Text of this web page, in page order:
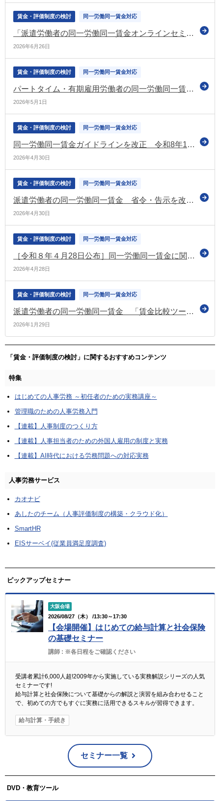
賃金・評価制度の検討 同一労働同一賃金対応
「派遣労働者の同一労働同一賃金オンラインセミナー ～労使協定作成実務～」を令和8年7月下旬に開催（東京労働局）
2026年6月26日
賃金・評価制度の検討 同一労働同一賃金対応
パートタイム・有期雇用労働者の同一労働同一賃金に関する改正 リーフレット、モデル労働条件通知書、Q&Aなどを公表（厚労省）
2026年5月1日
賃金・評価制度の検討 同一労働同一賃金対応
同一労働同一賃金ガイドラインを改正 令和8年10月から適用
2026年4月30日
賃金・評価制度の検討 同一労働同一賃金対応
派遣労働者の同一労働同一賃金 省令・告示を改正 令和8年10月施行・適用（厚労省）
2026年4月30日
賃金・評価制度の検討 同一労働同一賃金対応
［令和８年４月28日公布］同一労働同一賃金に関する省令・告示の改正
2026年4月28日
賃金・評価制度の検討 同一労働同一賃金対応
派遣労働者の同一労働同一賃金 「賃金比較ツール」・「労使協定のイメージ」などを更新・公開（厚労省）
2026年1月29日
「賃金・評価制度の検討」に関するおすすめコンテンツ
特集
はじめての人事労務 ～初任者のための実務講座～
管理職のための人事労務入門
【連載】人事制度のつくり方
【連載】人事担当者のための外国人雇用の制度と実務
【連載】AI時代における労務問題への対応実務
人事労務サービス
カオナビ
あしたのチーム（人事評価制度の構築・クラウド化）
SmartHR
EISサーベイ(従業員満足度調査)
ピックアップセミナー
大阪会場
2026/08/27（木） /13:30～17:30
【会場開催】はじめての給与計算と社会保険
の基礎セミナー
講師 : ※各日程をご確認ください
受講者累計6,000人超!2009年から実施している実務解説シリーズの人気
セミナーです!
給与計算と社会保険について基礎からの解説と演習を組み合わせること
で、初めての方でもすぐに実務に活用できるスキルが習得できます。
給与計算・手続き
セミナー一覧
DVD・教育ツール